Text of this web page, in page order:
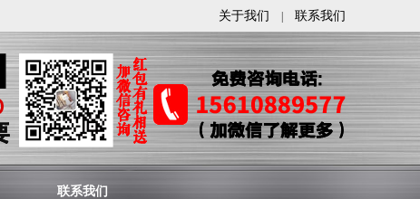
关于我们 联系我们
联系我们